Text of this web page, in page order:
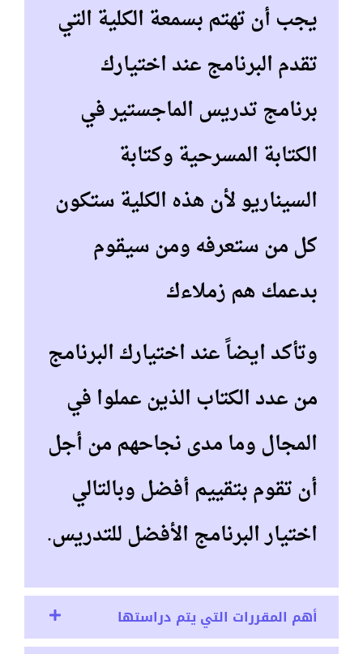
يجب أن تهتم بسمعة الكلية التي
تقدم البرنامج عند اختيارك
برنامج تدريس الماجستير في
الكتابة المسرحية وكتابة
السيناريو لأن هذه الكلية ستكون
كل من ستعرفه ومن سيقوم
بدعمك هم زملاءك
وتأكد ايضاً عند اختيارك البرنامج
من عدد الكتاب الذين عملوا في
المجال وما مدى نجاحهم من أجل
أن تقوم بتقييم أفضل وبالتالي
اختيار البرنامج الأفضل للتدريس.
أهم المقررات التي يتم دراستها